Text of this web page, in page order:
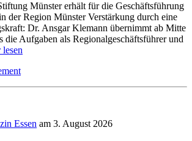
Münster erhält für die Geschäftsführung
der Region Münster Verstärkung durch eine
Dr. Ansgar Klemann übernimmt ab Mitte
die Aufgaben als Regionalgeschäftsführer und
lesen
Essen am 3. August 2026